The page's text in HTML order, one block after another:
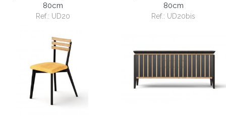
80cm
Ref.: UD20
80cm
Ref.: UD20bis